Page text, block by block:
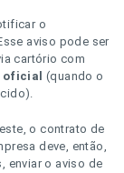
o
aviso pode ser
cartório com
(quando o
o contrato de
deve, então,
enviar o aviso de